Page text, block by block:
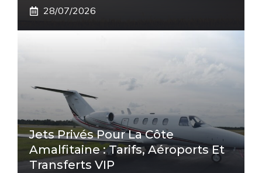
28/07/2026
Jets Privés Pour La Côte
Amalfitaine : Tarifs, Aéroports Et
Transferts VIP